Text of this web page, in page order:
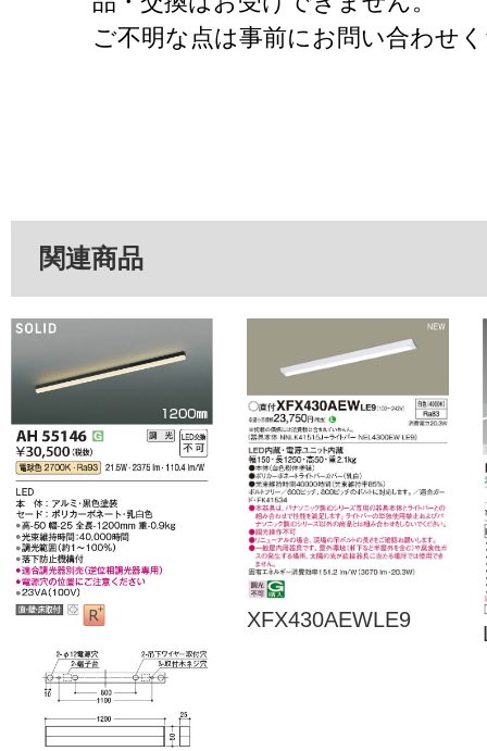
ご不明な点は事前にお問い合わせ
関連商品
XFX430AEWLE9